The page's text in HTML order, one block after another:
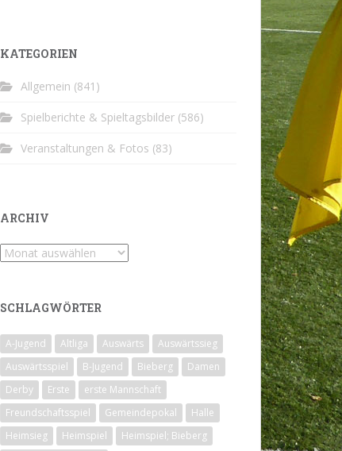
KATEGORIEN
Allgemein (841)
Spielberichte & Spieltagsbilder (586)
Veranstaltungen & Fotos (83)
ARCHIV
Archiv
SCHLAGWÖRTER
A-Jugend Altliga Auswärts
Auswärtssieg
Auswärtsspiel
B-Jugend Bieberg
Damen
Derby
Erste
erste Mannschaft
Freundschaftsspiel
Gemeindepokal
Halle
Heimsieg
Heimspiel
Heimspiel; Bieberg